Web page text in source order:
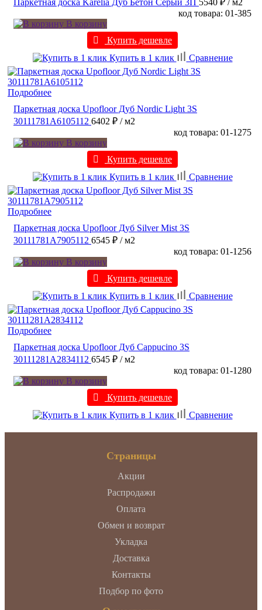
код товара: 01-385
В корзину
Купить дешевле
Купить в 1 клик
Сравнение
Подробнее
Паркетная доска Upofloor Дуб Nordic Light 3S
30111781A6105112 6402 ₽ / м2
код товара: 01-1275
В корзину
Купить дешевле
Купить в 1 клик
Сравнение
Подробнее
Паркетная доска Upofloor Дуб Silver Mist 3S
30111781A7905112 6545 ₽ / м2
код товара: 01-1256
В корзину
Купить дешевле
Купить в 1 клик
Сравнение
Подробнее
Паркетная доска Upofloor Дуб Cappucino 3S
30111281A2834112 6545 ₽ / м2
код товара: 01-1280
В корзину
Купить дешевле
Купить в 1 клик
Сравнение
Страницы
Акции
Распродажи
Оплата
Обмен и возврат
Укладка
Доставка
Контакты
Подбор по фото